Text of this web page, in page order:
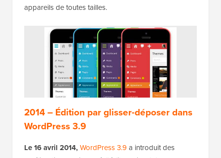
appareils de toutes tailles.
2014 – Édition par glisser-déposer dans
WordPress 3.9
Le 16 avril 2014,WordPress 3.9 a introduit des